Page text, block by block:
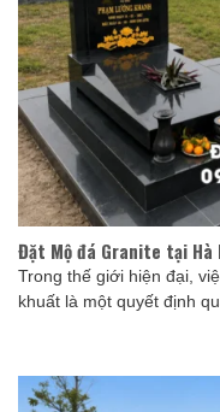
Đặt Mộ đá Granite tại Hà
Trong thế giới hiện đại,
khuất là một quyết định